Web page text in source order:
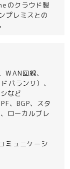
のクラウド製
プレミスとの
WAN回線、
バランサ）、
など
、BGP、スタ
ローカルブレ
ミュニケーシ